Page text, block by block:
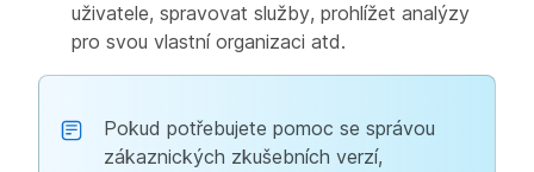
uživatele, spravovat služby, prohlížet analýzy
pro svou vlastní organizaci atd.
Pokud potřebujete pomoc se správou
zákaznických zkušebních verzí,